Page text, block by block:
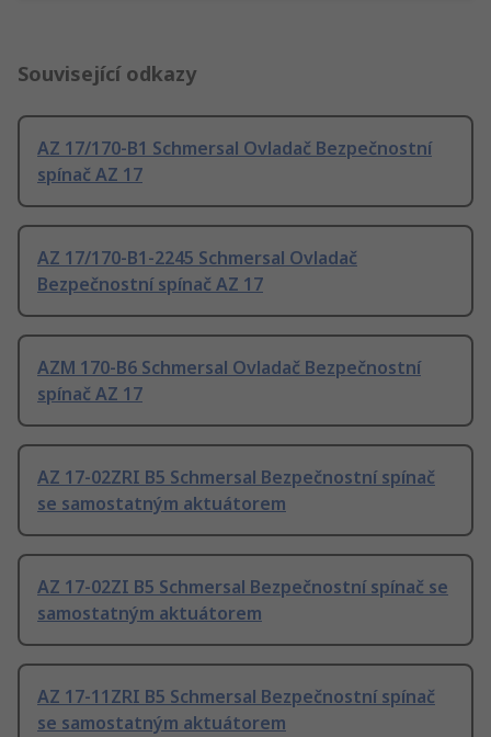
Související odkazy
AZ 17/170-B1 Schmersal Ovladač Bezpečnostní
spínač AZ 17
AZ 17/170-B1-2245 Schmersal Ovladač
Bezpečnostní spínač AZ 17
AZM 170-B6 Schmersal Ovladač Bezpečnostní
spínač AZ 17
AZ 17-02ZRI B5 Schmersal Bezpečnostní spínač
se samostatným aktuátorem
AZ 17-02ZI B5 Schmersal Bezpečnostní spínač se
samostatným aktuátorem
AZ 17-11ZRI B5 Schmersal Bezpečnostní spínač
se samostatným aktuátorem